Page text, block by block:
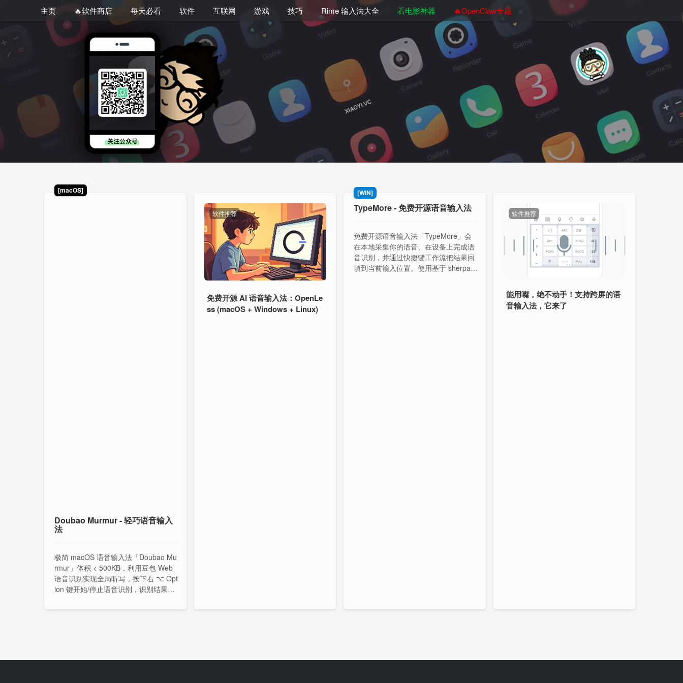
主页 🔥软件商店 每天必看 软件 互联网 游戏 技巧 Rime 输入法大全 看电影神器 🔥OpenClaw专题
[macOS]
Doubao Murmur - 轻巧语音输入
法
极简 macOS 语音输入法「Doubao Mu
rmur」体积 < 500KB，利用豆包 Web
语音识别实现全局听写，按下右 ⌥ Opt
ion 键开始/停止语音识别，识别结果自
的输入框。
软件推荐
免费开源 AI 语音输入法：OpenLe
ss (macOS + Windows + Linux)
[WIN]
TypeMore - 免费开源语音输入法
免费开源语音输入法「TypeMore」会
在本地采集你的语音、在设备上完成语
音识别，并通过快捷键工作流把结果回
填到当前输入位置。使用基于 sherpa-o
软件推荐
能用嘴，绝不动手！支持跨屏的语
音输入法，它来了